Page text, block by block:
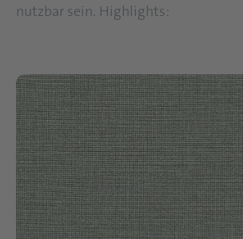
nutzbar sein. Highlights: